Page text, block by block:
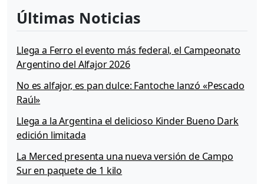
Últimas Noticias
Llega a Ferro el evento más federal, el Campeonato
Argentino del Alfajor 2026
No es alfajor, es pan dulce: Fantoche lanzó «Pescado
Raúl»
Llega a la Argentina el delicioso Kinder Bueno Dark
edición limitada
La Merced presenta una nueva versión de Campo
Sur en paquete de 1 kilo